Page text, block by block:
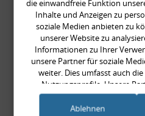
Blinker,
Audi 80
OE-Nr.:
die einwandfreie Funktion
Inhalte und Anzeigen zu
soziale Medien anbieten zu
unserer Website zu
Informationen zu Ihrer
unsere Partner für soziale
weiter. Dies umfasst auch
Nutzungsprofile. Unsere
Products) führen diese
weiteren Daten zusammen, die
Ablehnen